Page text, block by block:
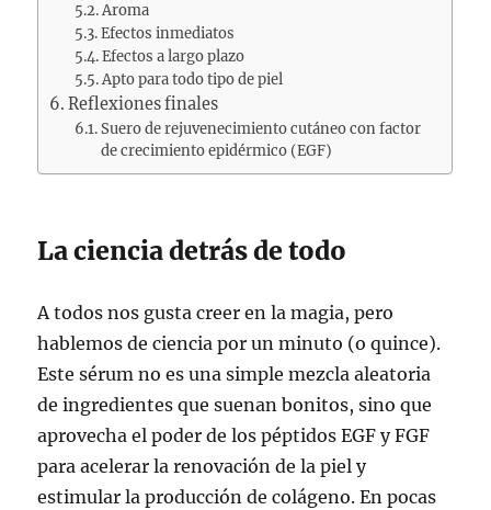
Aroma
Efectos inmediatos
Efectos a largo plazo
Apto para todo tipo de piel
Reflexiones finales
Suero de rejuvenecimiento cutáneo con factor
de crecimiento epidérmico (EGF)
La ciencia detrás de todo
A todos nos gusta creer en la magia, pero
hablemos de ciencia por un minuto (o quince).
Este sérum no es una simple mezcla aleatoria
de ingredientes que suenan bonitos, sino que
aprovecha el poder de los péptidos EGF y FGF
para acelerar la renovación de la piel y
estimular la producción de colágeno. En pocas